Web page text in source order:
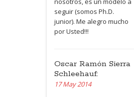
seguir (somos Ph.D.
junior). Me alegro mucho
por Usted!!!
Oscar Ramón Sierra
Schleehauf:
17 May 2014